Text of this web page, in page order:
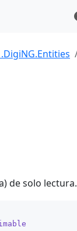
de solo lectura.